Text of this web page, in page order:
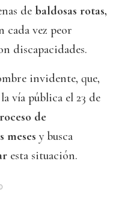
de baldosas rotas,
cada vez peor
discapacidades.
invidente, que,
vía pública el 23 de
de
meses y busca
esta situación.